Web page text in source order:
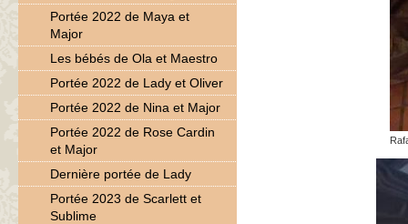
Portée 2022 de Maya et
Major
Les bébés de Ola et Maestro
Portée 2022 de Lady et Oliver
Portée 2022 de Nina et Major
Portée 2022 de Rose Cardin
et Major
Dernière portée de Lady
Portée 2023 de Scarlett et
Sublime